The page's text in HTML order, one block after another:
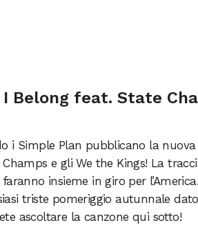
Belong feat. State
i Simple Plan pubblicano la
e gli We the Kings! La
insieme in giro per
triste pomeriggio autunnale dato
ascoltare la canzone qui sotto!